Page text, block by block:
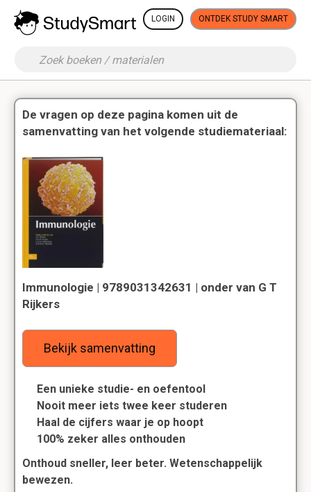
LOGIN ONTDEK STUDY SMART
De vragen op deze pagina komen uit de
samenvatting van het volgende studiemateriaal:
Immunologie | 9789031342631 | onder van G T
Rijkers
Bekijk samenvatting
Een unieke studie- en oefentool
Nooit meer iets twee keer studeren
Haal de cijfers waar je op hoopt
100% zeker alles onthouden
Onthoud sneller, leer beter. Wetenschappelijk
bewezen.